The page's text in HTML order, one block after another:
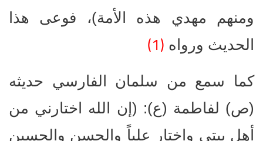
ومنهم مهدي هذه الأمة)، فوعى هذا
الحديث ورواه (1)
كما سمع من سلمان الفارسي حديثه
(ص) لفاطمة (ع): (إن الله اختارني من
أهل بيتي واختار علياً والحسن والحسين